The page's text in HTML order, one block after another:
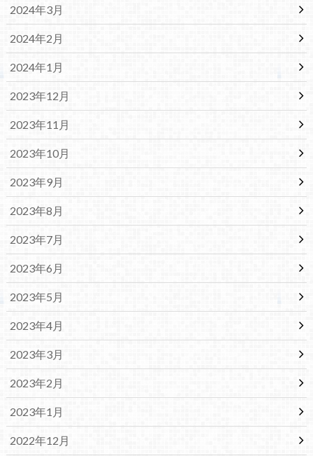
2024年3月
2024年2月
2024年1月
2023年12月
2023年11月
2023年10月
2023年9月
2023年8月
2023年7月
2023年6月
2023年5月
2023年4月
2023年3月
2023年2月
2023年1月
2022年12月